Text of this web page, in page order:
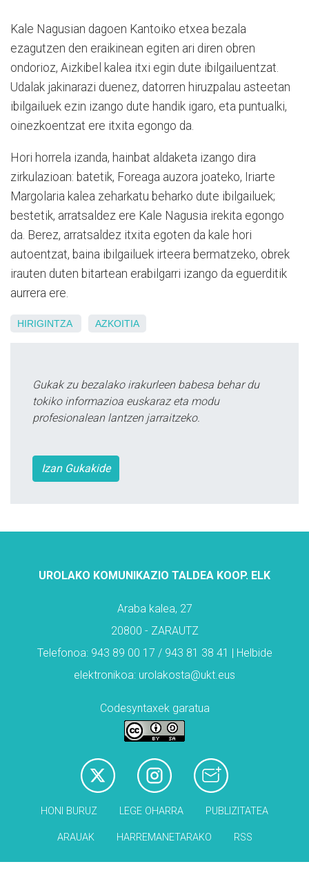
Kale Nagusian dagoen Kantoiko etxea bezala
ezagutzen den eraikinean egiten ari diren obren
ondorioz, Aizkibel kalea itxi egin dute ibilgailuentzat.
Udalak jakinarazi duenez, datorren hiruzpalau asteetan
ibilgailuek ezin izango dute handik igaro, eta puntualki,
oinezkoentzat ere itxita egongo da.
Hori horrela izanda, hainbat aldaketa izango dira
zirkulazioan: batetik, Foreaga auzora joateko, Iriarte
Margolaria kalea zeharkatu beharko dute ibilgailuek;
bestetik, arratsaldez ere Kale Nagusia irekita egongo
da. Berez, arratsaldez itxita egoten da kale hori
autoentzat, baina ibilgailuek irteera bermatzeko, obrek
irauten duten bitartean erabilgarri izango da eguerditik
aurrera ere.
HIRIGINTZA AZKOITIA
Gukak zu bezalako irakurleen babesa behar du
tokiko informazioa euskaraz eta modu
profesionalean lantzen jarraitzeko.
Izan Gukakide
UROLAKO KOMUNIKAZIO TALDEA KOOP. ELK
Araba kalea, 27
20800 - ZARAUTZ
Telefonoa: 943 89 00 17 / 943 81 38 41 | Helbide
elektronikoa: urolakosta@ukt.eus
Codesyntaxek garatua
HONI BURUZ LEGE OHARRA PUBLIZITATEA
ARAUAK HARREMANETARAKO RSS